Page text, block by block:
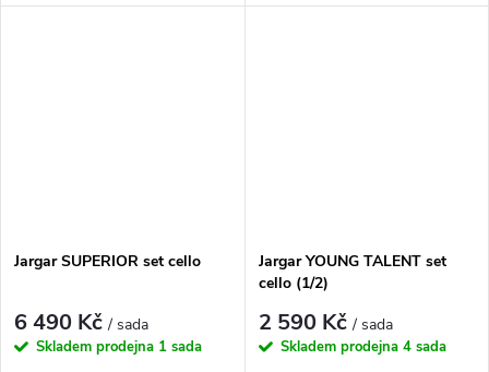
Jargar SUPERIOR set cello
6 490 Kč/ sada
Skladem prodejna 1 sada
Jargar YOUNG TALENT set
cello (1/2)
2 590 Kč/ sada
Skladem prodejna 4 sada